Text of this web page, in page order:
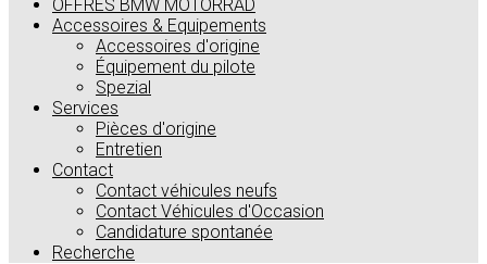
OFFRES BMW MOTORRAD
Accessoires & Equipements
Accessoires d'origine
Équipement du pilote
Spezial
Services
Pièces d'origine
Entretien
Contact
Contact véhicules neufs
Contact Véhicules d'Occasion
Candidature spontanée
Recherche